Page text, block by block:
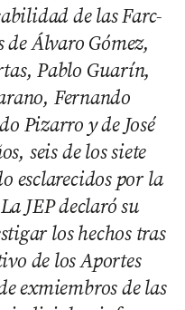
de las Farc-
Álvaro Gómez,
Pablo Guarín,
Fernando
Pizarro y de José
seis de los siete
esclarecidos por la
JEP declaró su
los hechos tras
de los Aportes
exmiembros de las